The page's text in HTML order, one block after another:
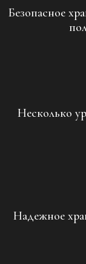
Безопасное
Несколько
Надежное